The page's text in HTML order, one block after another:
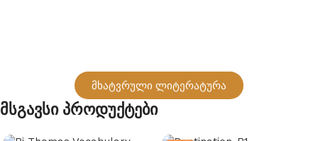
მხატვრული ლიტერატურა
Მსგავსი Პროდუქტები